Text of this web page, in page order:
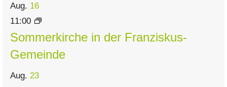
Aug. 16
11:00
Sommerkirche in der Franziskus-
Gemeinde
Aug. 23